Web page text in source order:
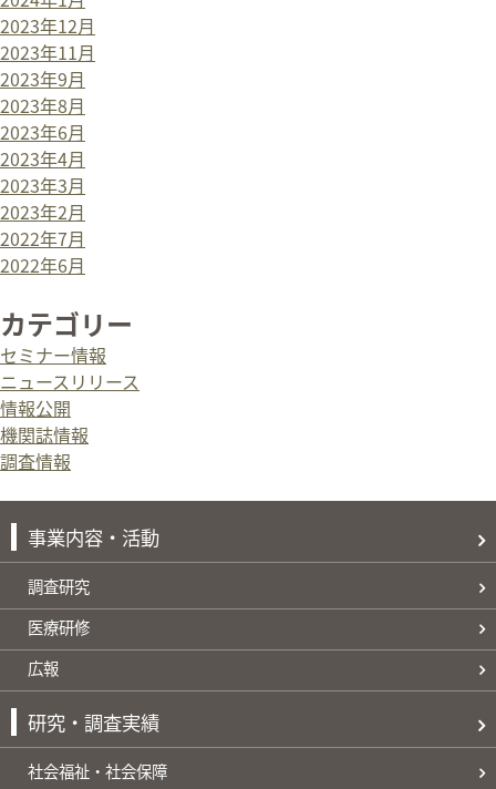
2023年12月
2023年11月
2023年9月
2023年8月
2023年6月
2023年4月
2023年3月
2023年2月
2022年7月
2022年6月
カテゴリー
セミナー情報
ニュースリリース
情報公開
機関誌情報
調査情報
事業内容・活動
調査研究
医療研修
広報
研究・調査実績
社会福祉・社会保障